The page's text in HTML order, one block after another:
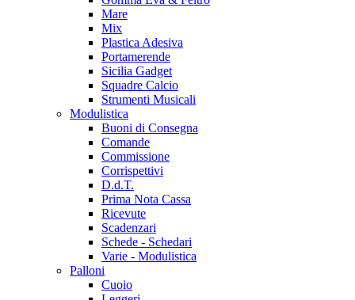
Mare
Mix
Plastica Adesiva
Portamerende
Sicilia Gadget
Squadre Calcio
Strumenti Musicali
Modulistica
Buoni di Consegna
Comande
Commissione
Corrispettivi
D.d.T.
Prima Nota Cassa
Ricevute
Scadenzari
Schede - Schedari
Varie - Modulistica
Palloni
Cuoio